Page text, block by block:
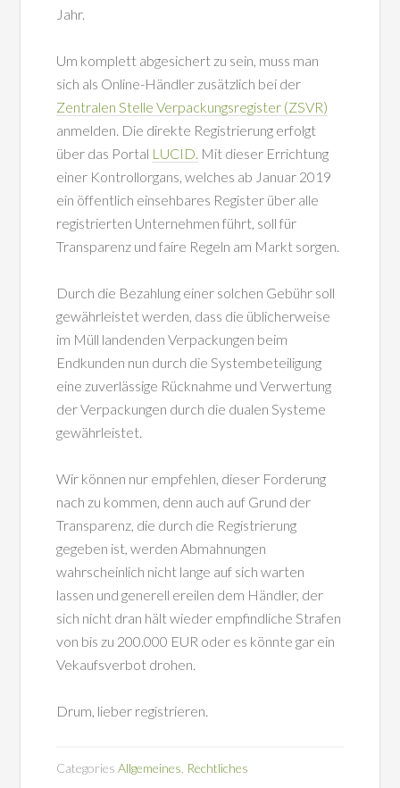
Jahr.
Um komplett abgesichert zu sein, muss man
sich als Online-Händler zusätzlich bei der
Zentralen Stelle Verpackungsregister (ZSVR)
anmelden. Die direkte Registrierung erfolgt
über das Portal LUCID. Mit dieser Errichtung
einer Kontrollorgans, welches ab Januar 2019
ein öffentlich einsehbares Register über alle
registrierten Unternehmen führt, soll für
Transparenz und faire Regeln am Markt sorgen.
Durch die Bezahlung einer solchen Gebühr soll
gewährleistet werden, dass die üblicherweise
im Müll landenden Verpackungen beim
Endkunden nun durch die Systembeteiligung
eine zuverlässige Rücknahme und Verwertung
der Verpackungen durch die dualen Systeme
gewährleistet.
Wir können nur empfehlen, dieser Forderung
nach zu kommen, denn auch auf Grund der
Transparenz, die durch die Registrierung
gegeben ist, werden Abmahnungen
wahrscheinlich nicht lange auf sich warten
lassen und generell ereilen dem Händler, der
sich nicht dran hält wieder empfindliche Strafen
von bis zu 200.000 EUR oder es könnte gar ein
Vekaufsverbot drohen.
Drum, lieber registrieren.
CategoriesAllgemeines Rechtliches